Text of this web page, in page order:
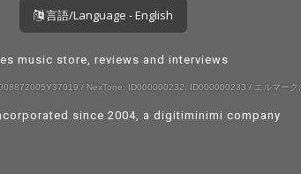
言語/Language - English
music store, reviews and interviews
/ NexTone: ID000000232, ID000000233 / エルマーク
since 2004, a digitiminimi company